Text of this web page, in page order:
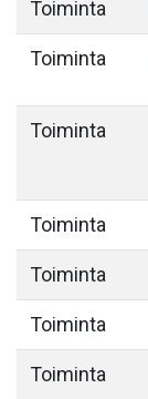
Toiminta
Toiminta
Toiminta
Toiminta
Toiminta
Toiminta
Toiminta